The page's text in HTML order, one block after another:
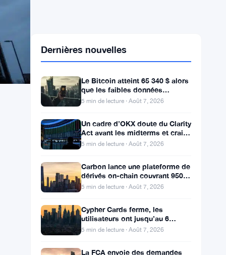
Le Bitcoin atteint 65 340 $ alors
d’emploi de juillet écartent une
hausse des taux en
5 min de lecture · Août 7, 2026
Un cadre d’OKX doute du Clarity
une chute du Bitcoin à 55 000 $
5 min de lecture · Août 7, 2026